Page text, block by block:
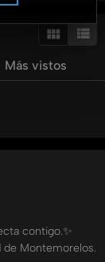
Más vistos
contigo.✨
Montemorelos.